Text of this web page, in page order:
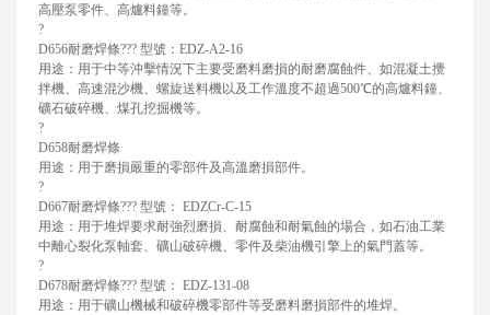
高壓泵零件、高爐料鐘等。
?
D656耐磨焊條??? 型號：EDZ-A2-16
用途：用于中等沖擊情況下主要受磨料磨損的耐磨腐蝕件、如混凝土攪
拌機、高速混沙機、螺旋送料機以及工作溫度不超過500℃的高爐料鐘、
礦石破碎機、煤孔挖掘機等。
?
D658耐磨焊條
用途：用于磨損嚴重的零部件及高溫磨損部件。
?
D667耐磨焊條??? 型號： EDZCr-C-15
用途：用于堆焊要求耐強烈磨損、耐腐蝕和耐氣蝕的場合，如石油工業
中離心裂化泵軸套、礦山破碎機、零件及柴油機引擎上的氣門蓋等。
?
D678耐磨焊條??? 型號： EDZ-131-08
用途：用于礦山機械和破碎機零部件等受磨料磨損部件的堆焊。